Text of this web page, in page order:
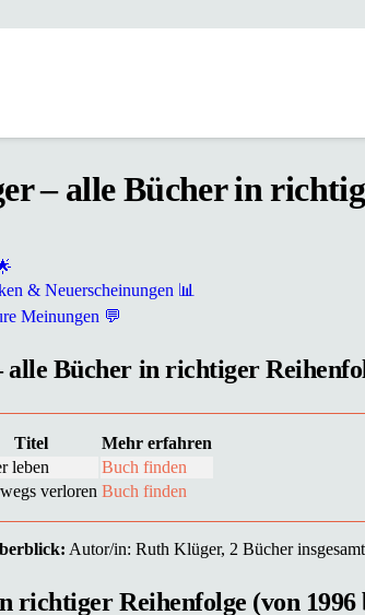
– alle Bücher in
& Neuerscheinungen 📊
Meinungen 💬
Bücher in richtiger
Titel
Mehr erfahren
leben
Buch finden
verloren Buch finden
Autor/in: Ruth Klüger, 2 Bücher
richtiger Reihenfolge (von 1996